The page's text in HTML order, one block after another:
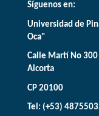
Síguenos en:
Universidad de
Oca"
Calle Martí No
Alcorta
CP 20100
Tel: (+53)